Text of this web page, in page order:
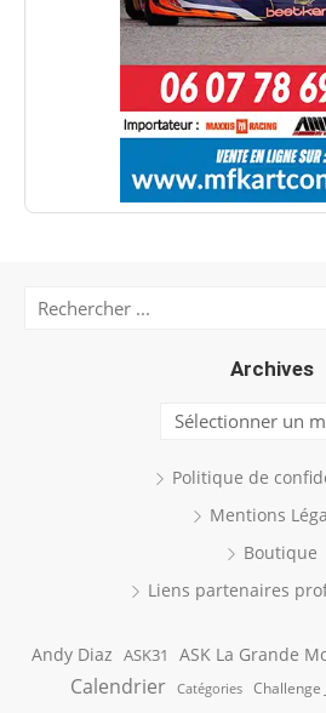
Archives
Archives
Politique de
Mentions
Boutique
Liens partenaires
Andy Diaz ASK31 ASK La Grande
Calendrier Catégories Challenge